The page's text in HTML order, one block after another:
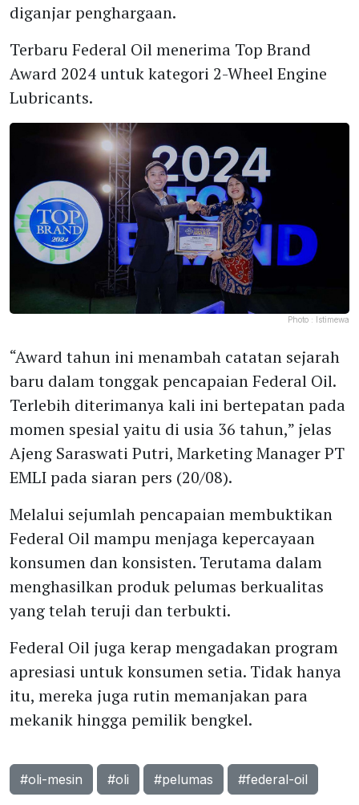
diganjar penghargaan.
Terbaru Federal Oil menerima Top Brand
Award 2024 untuk kategori 2-Wheel Engine
Lubricants.
Photo : Istimewa
“Award tahun ini menambah catatan sejarah
baru dalam tonggak pencapaian Federal Oil.
Terlebih diterimanya kali ini bertepatan pada
momen spesial yaitu di usia 36 tahun,” jelas
Ajeng Saraswati Putri, Marketing Manager PT
EMLI pada siaran pers (20/08).
Melalui sejumlah pencapaian membuktikan
Federal Oil mampu menjaga kepercayaan
konsumen dan konsisten. Terutama dalam
menghasilkan produk pelumas berkualitas
yang telah teruji dan terbukti.
Federal Oil juga kerap mengadakan program
apresiasi untuk konsumen setia. Tidak hanya
itu, mereka juga rutin memanjakan para
mekanik hingga pemilik bengkel.
#oli-mesin #oli #pelumas #federal-oil